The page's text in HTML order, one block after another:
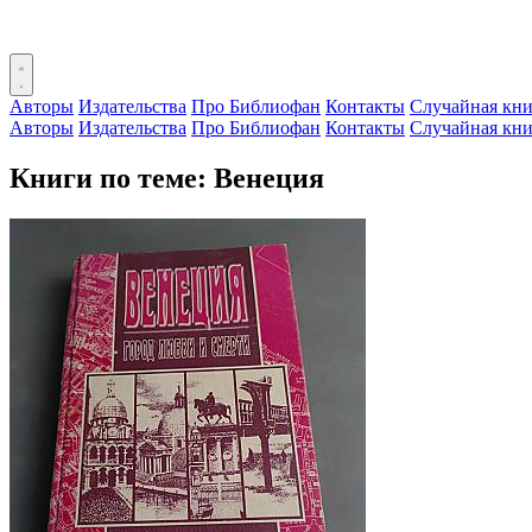
Авторы Издательства Про Библиофан Контакты Случайная
Авторы Издательства Про Библиофан Контакты Случайная
Книги по теме: Венеция